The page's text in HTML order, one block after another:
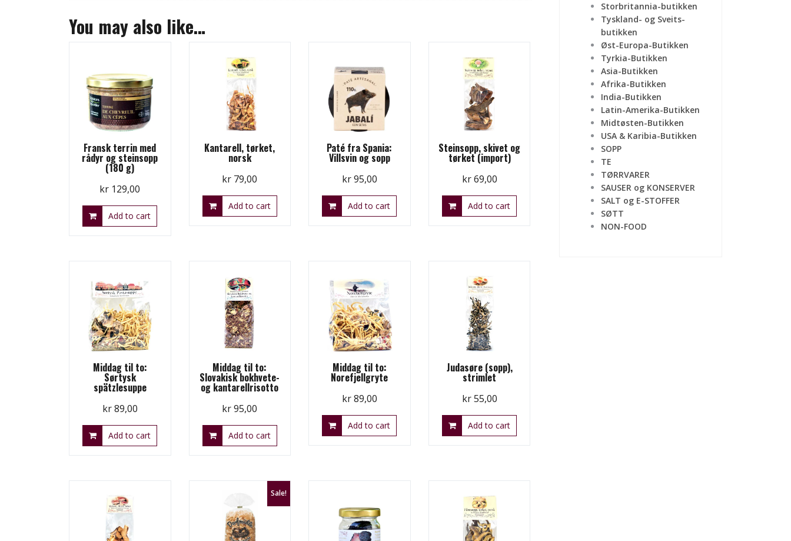
You may also like…
Fransk terrin med
rådyr og steinsopp
(180 g)
kr 129,00
Add to cart
Kantarell, tørket,
norsk
kr 79,00
Add to cart
Paté fra Spania:
Villsvin og sopp
kr95,00
Add to cart
Steinsopp, skivet og
tørket (import)
kr69,00
Add to cart
Middag til to:
Sørtysk
spätzlesuppe
kr89,00
Add to cart
Middag til to:
Slovakisk bokhvete-
og kantarellrisotto
kr95,00
Add to cart
Middag til to:
Norefjellgryte
kr89,00
Add to cart
Judasøre (sopp),
strimlet
kr55,00
Add to cart
Sale!
Storbritannia-butikken
Tyskland- og Sveits-
butikken
Øst-Europa-Butikken
Tyrkia-Butikken
Asia-Butikken
Afrika-Butikken
India-Butikken
Latin-Amerika-Butikken
Midtøsten-Butikken
USA & Karibia-Butikken
SOPP
TE
TØRRVARER
SAUSER og KONSERVER
SALT og E-STOFFER
SØTT
NON-FOOD